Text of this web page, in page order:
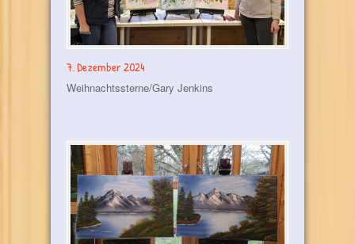
7. Dezember 2024
Weihnachtssterne/Gary Jenkins